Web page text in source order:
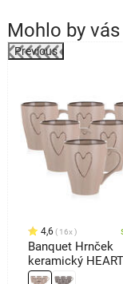
Mohlo by
Previous
4,6 16x
Banquet Hrnček
keramický
ml, 6 ks, béžová